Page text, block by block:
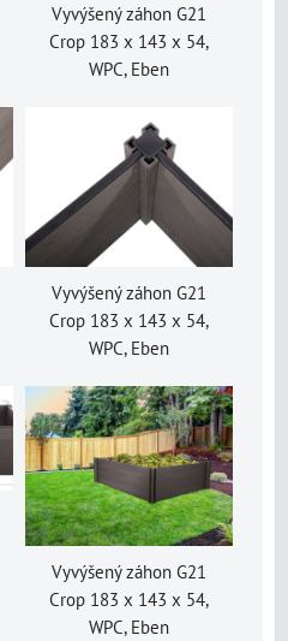
Vyvýšený záhon G21
Crop 183 x 143 x 54,
WPC, Eben
Vyvýšený záhon G21
Crop 183 x 143 x 54,
WPC, Eben
Vyvýšený záhon G21
Crop 183 x 143 x 54,
WPC, Eben